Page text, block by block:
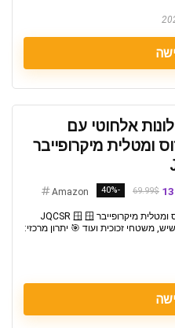
אלחוטי עם
ומטלית מיקרופייבר
69.99$
-40%
Amazon
🧼 שואב חלונות אלחוטי עם בקבוק ריסוס ומטלית מיקרופייבר JQCSR 🪟 🪟
משטחי זכוכית ועוד 🎯 יתרון מרכזי: